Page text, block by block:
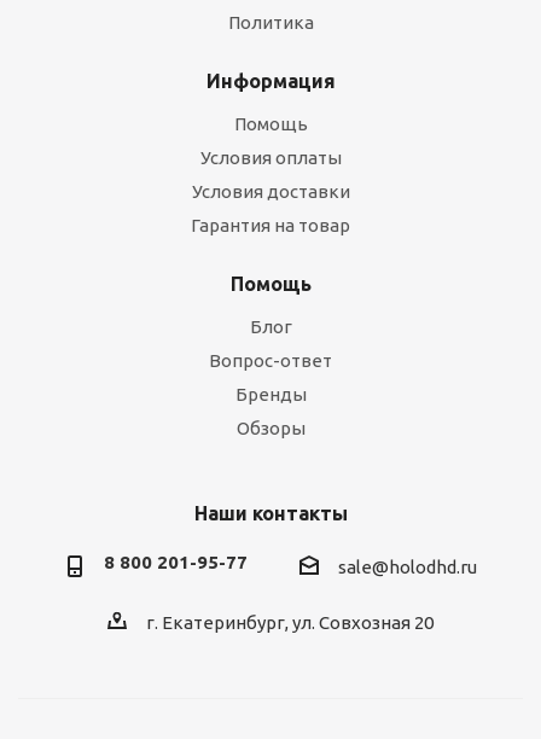
Политика
Информация
Помощь
Условия оплаты
Условия доставки
Гарантия на товар
Помощь
Блог
Вопрос-ответ
Бренды
Обзоры
Наши контакты
8 800 201-95-77 sale@holodhd.ru
г. Екатеринбург, ул. Совхозная 20